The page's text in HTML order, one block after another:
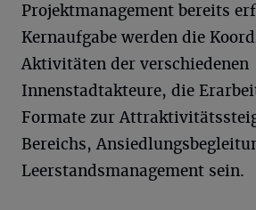
Projektmanagement bereits
Kernaufgabe werden die
Aktivitäten der verschiedenen
Innenstadtakteure, die
Formate zur
Bereichs,
Leerstandsmanagement sein.